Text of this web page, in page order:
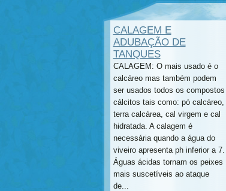
CALAGEM E
ADUBAÇÃO DE
TANQUES
CALAGEM: O mais usado é o
calcáreo mas também podem
ser usados todos os compostos
cálcitos tais como: pó calcáreo,
terra calcárea, cal virgem e cal
hidratada. A calagem é
necessária quando a água do
viveiro apresenta ph inferior a 7.
Águas ácidas tornam os peixes
mais suscetíveis ao ataque
de...